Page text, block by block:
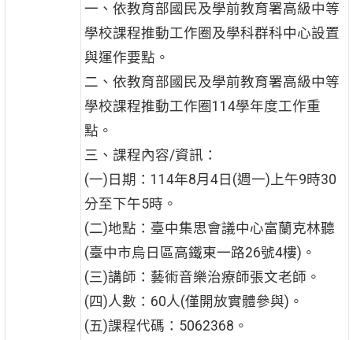
一、依教育部國民及學前教育署高級中等
學校課程推動工作圈及學科群科中心設置
與運作要點。
二、依教育部國民及學前教育署高級中等
學校課程推動工作圈114學年度工作重
點。
三、課程內容/資訊：
(一)日期：114年8月4日(週一)上午9時30
分至下午5時。
(二)地點：臺中集思會議中心富蘭克林聽
(臺中市烏日區高鐵東一路26號4樓)。
(三)講師：藝術音樂治療師張文老師。
(四)人數：60人(僅開放實體參與)。
(五)課程代碼：5062368。